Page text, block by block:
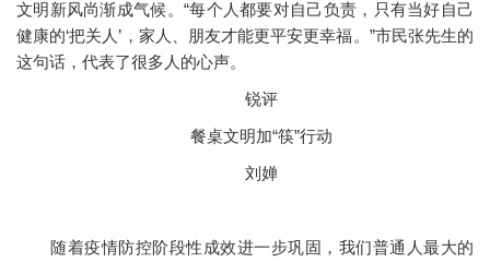
文明新风尚渐成气候。“每个人都要对自己负责，只有当好自己
健康的‘把关人’，家人、朋友才能更平安更幸福。”市民张先生的
这句话，代表了很多人的心声。
锐评
餐桌文明加“筷”行动
刘婵
随着疫情防控阶段性成效进一步巩固，我们普通人最大的